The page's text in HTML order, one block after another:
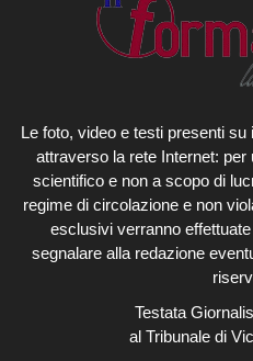
Le foto, video e testi presenti
attraverso la rete Internet:
scientifico e non a scopo di
regime di circolazione e non
esclusivi verranno
segnalare alla redazione
Testata
al Tribunale di